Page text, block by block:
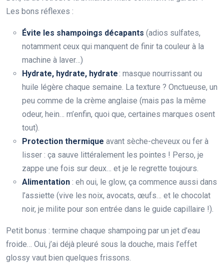
Les bons réflexes :
Évite les shampoings décapants (adios sulfates,
notamment ceux qui manquent de finir ta couleur à la
machine à laver…)
Hydrate, hydrate, hydrate: masque nourrissant ou
huile légère chaque semaine. La texture ? Onctueuse, un
peu comme de la crème anglaise (mais pas la même
odeur, hein… m’enfin, quoi que, certaines marques osent
tout).
Protection thermique avant sèche-cheveux ou fer à
lisser : ça sauve littéralement les pointes ! Perso, je
zappe une fois sur deux… et je le regrette toujours.
Alimentation : eh oui, le glow, ça commence aussi dans
l’assiette (vive les noix, avocats, œufs… et le chocolat
noir, je milite pour son entrée dans le guide capillaire !).
Petit bonus : termine chaque shampoing par un jet d’eau
froide… Oui, j’ai déjà pleuré sous la douche, mais l’effet
glossy vaut bien quelques frissons.